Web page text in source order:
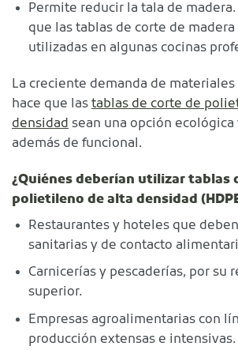
Permite reducir la tala de
que las tablas de corte de madera
utilizadas en algunas cocinas
La creciente demanda de
hace que las tablas de corte de
densidad sean una opción
además de funcional.
¿Quiénes deberían utilizar tablas
polietileno de alta densidad
Restaurantes y hoteles que
sanitarias y de contacto
Carnicerías y pescaderías, por su
superior.
Empresas agroalimentarias con
producción extensas e intensivas.